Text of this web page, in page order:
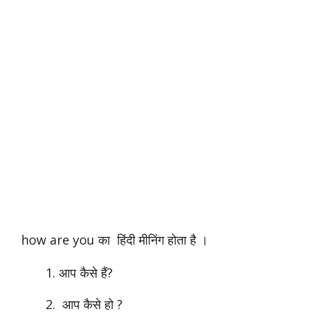
how are you का हिंदी मीनिंग होता है ।
आप कैसे हैं?
आप कैसे हो ?